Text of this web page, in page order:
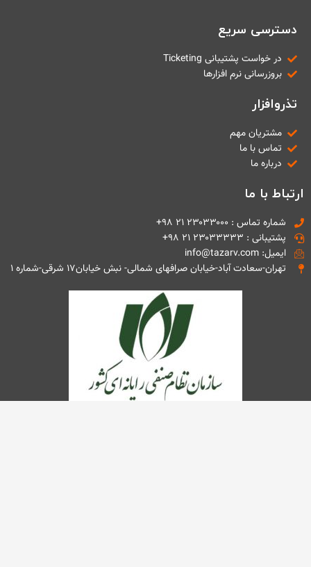
دسترسی سریع
در خواست پشتیبانی Ticketing
بروزرسانی نرم افزارها
تذروافزار
مشتریان مهم
تماس با ما
درباره ما
ارتباط با ما
شماره تماس : ۲۳۰۳۳۰۰۰ ۲۱ ۹۸+
پشتیبانی : ۲۳۰۳۳۳۳۳ ۲۱ ۹۸+
ایمیل: info@tazarv.com
تهران-سعادت آباد-خیابان صرافهای شمالی- نبش خیابان۱۷ شرقی-شماره ۱